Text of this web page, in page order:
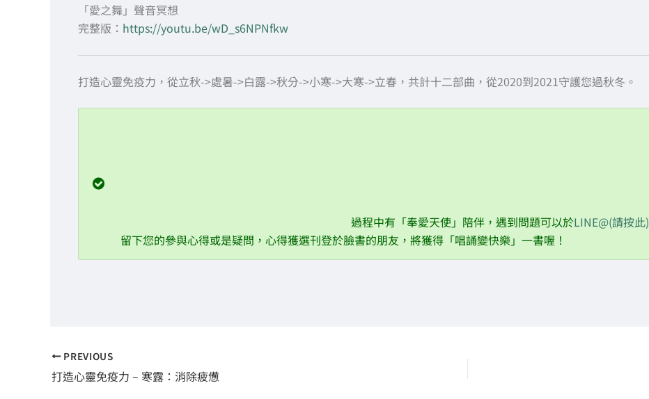
「愛之舞」聲音冥想
完整版： https://youtu.be/wD_s6NPNfkw
打造心靈免疫力，從立秋->處暑->白露->秋分->小寒->大寒->立春，共計十二部曲，從2020到2021守護您過秋冬。
過程中有「奉愛天使」陪伴，遇到問題可以於LINE@(請按此)
留下您的參與心得或是疑問，心得獲選刊登於臉書的朋友，將獲得「唱誦變快樂」一書喔！
PREVIOUS
打造心靈免疫力 – 寒露：消除疲憊